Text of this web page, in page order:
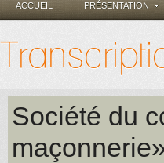
ACCUEIL PRÉSENTATION
Société du